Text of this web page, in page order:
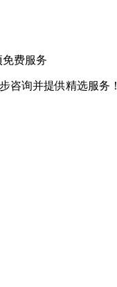
免费服务
咨询并提供精选服务！